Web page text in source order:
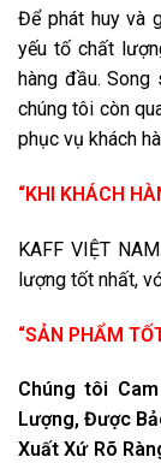
Để phát huy và
yếu tố chất
hàng đầu.
chúng tôi còn
phục vụ khách
“KHI KHÁCH
KAFF VIỆT
lượng tốt nhất,
“SẢN PHẨM
Chúng tôi
Lượng, Được
Xuất Xứ Rõ